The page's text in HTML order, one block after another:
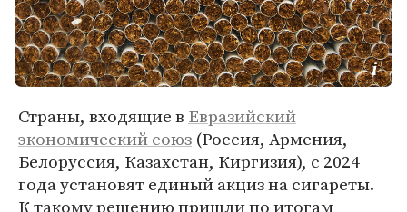
Страны, входящие в Евразийский
экономический союз (Россия, Армения,
Белоруссия, Казахстан, Киргизия), с 2024
года установят единый акциз на сигареты.
К такому решению пришли по итогам